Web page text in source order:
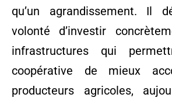
qu’un agrandissement. Il
volonté d’investir
infrastructures qui
coopérative de mieux
producteurs agricoles,